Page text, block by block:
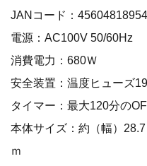
JANコード：
電源：AC100V 50/60Hz
消費電力：680Ｗ
安全装置：温度ヒューズ
タイマー：最大120分の
本体サイズ：約（幅）
ｍ